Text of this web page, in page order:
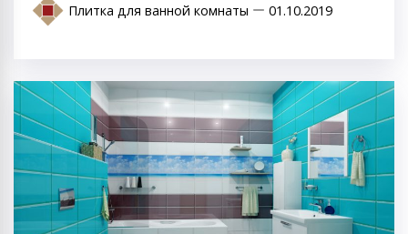
Плитка для ванной комнаты 01.10.2019